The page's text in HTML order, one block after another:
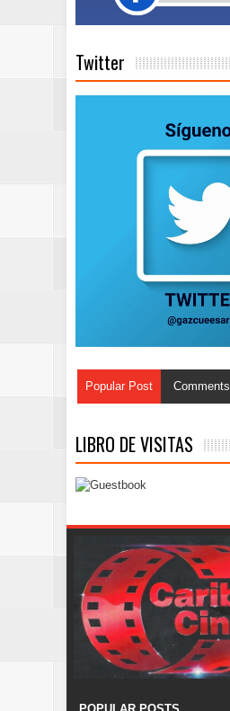
Twitter
Popular Post Comments
LIBRO DE VISITAS